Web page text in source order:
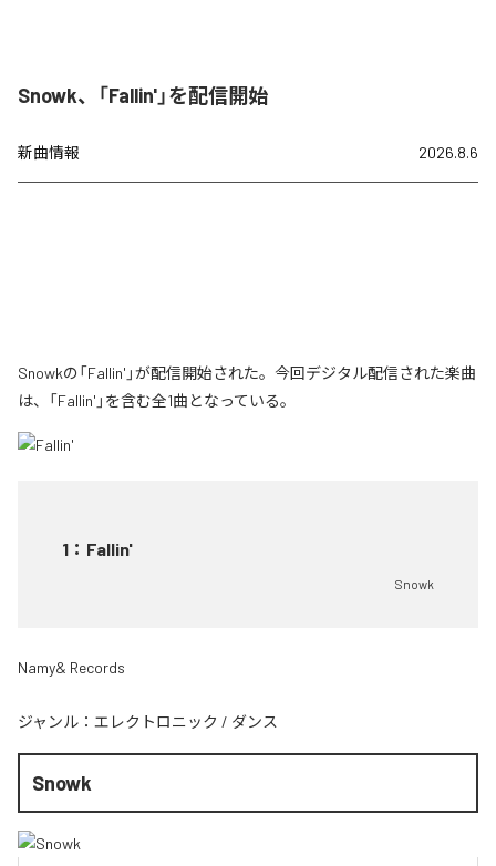
Snowk、「Fallin'」を配信開始
新曲情報 2026.8.6
Snowkの「Fallin'」が配信開始された。今回デジタル配信された楽曲
は、「Fallin'」を含む全1曲となっている。
1 ： Fallin'
Snowk
Namy& Records
ジャンル： エレクトロニック / ダンス
Snowk